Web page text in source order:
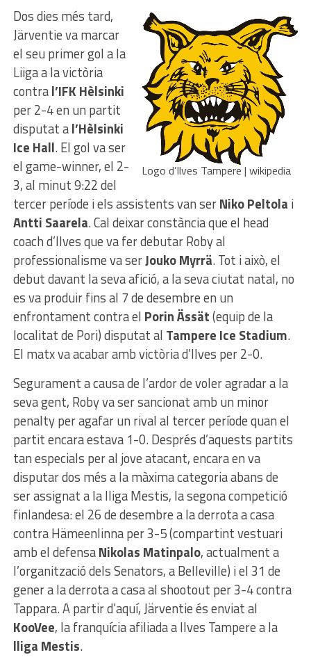
Logo d’Ilves Tampere | wikipedia
Dos dies més tard,
Järventie va marcar
el seu primer gol a la
Liiga a la victòria
contral’IFK Hèlsinki
per 2-4 en un partit
disputat al’Hèlsinki
Ice Hall. El gol va ser
el game-winner, el 2-
3, al minut 9:22 del
tercer període i els assistents van serNiko Peltola i
Antti Saarela. Cal deixar constància que el head
coach d’Ilves que va fer debutar Roby al
professionalisme va serJouko Myrrä. Tot i això, el
debut davant la seva afició, a la seva ciutat natal, no
es va produir fins al 7 de desembre en un
enfrontament contra el Porin Ässät(equip de la
localitat de Pori) disputat al Tampere Ice Stadium.
El matx va acabar amb victòria d’Ilves per 2-0.
Segurament a causa de l’ardor de voler agradar a la
seva gent, Roby va ser sancionat amb un minor
penalty per agafar un rival al tercer període quan el
partit encara estava 1-0. Després d’aquests partits
tan especials per al jove atacant, encara en va
disputar dos més a la màxima categoria abans de
ser assignat a la lliga Mestis, la segona competició
finlandesa: el 26 de desembre a la derrota a casa
contra Hämeenlinna per 3-5 (compartint vestuari
amb el defensaNikolas Matinpalo, actualment a
l’organització dels Senators, a Belleville) i el 31 de
gener a la derrota a casa al shootout per 3-4 contra
Tappara. A partir d’aquí, Järventie és enviat al
KooVee, la franquícia afiliada a Ilves Tampere a la
lliga Mestis.